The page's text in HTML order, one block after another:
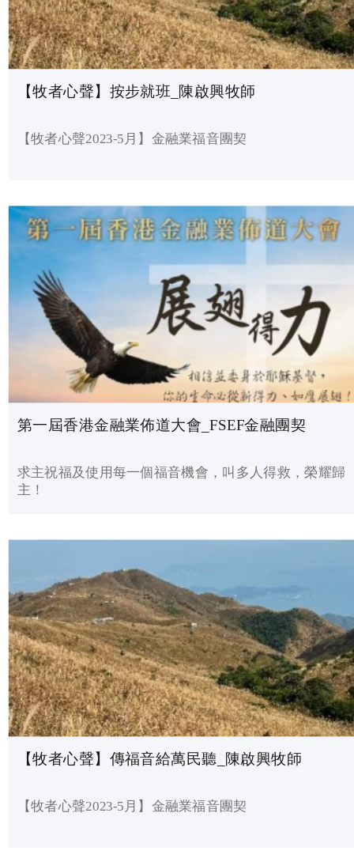
【牧者心聲】按步就班_陳啟興牧師
【牧者心聲2023-5月】金融業福音團契
第一屆香港金融業佈道大會_FSEF金融團契
求主祝福及使用每一個福音機會，叫多人得救，榮耀歸
主！
【牧者心聲】傳福音給萬民聽_陳啟興牧師
【牧者心聲2023-5月】金融業福音團契